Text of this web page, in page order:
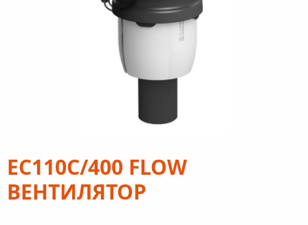
EC110C/400 FLOW
ВЕНТИЛЯТОР